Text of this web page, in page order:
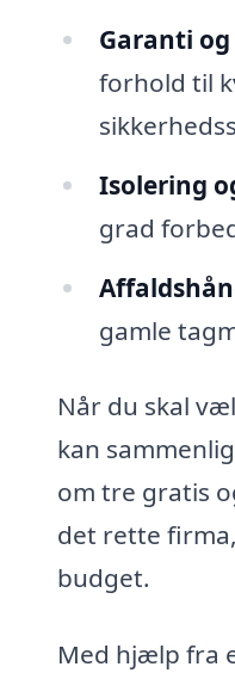
Garanti
forhold til
Isolering
grad
gamle
Når du skal
kan
om tre gratis
det rette
budget.
Med hjælp fra